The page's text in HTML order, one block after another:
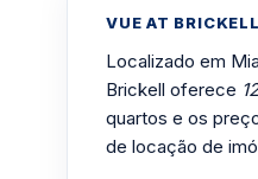
VUE AT
Localizado em
Brickell oferece
quartos e os
de locação de